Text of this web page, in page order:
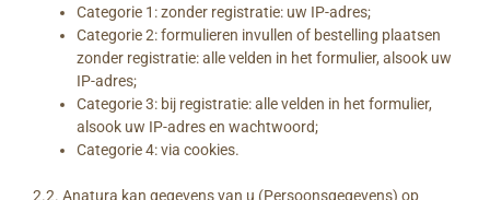
Categorie 1: zonder registratie: uw IP-adres;
Categorie 2: formulieren invullen of bestelling plaatsen
zonder registratie: alle velden in het formulier, alsook uw
IP-adres;
Categorie 3: bij registratie: alle velden in het formulier,
alsook uw IP-adres en wachtwoord;
Categorie 4: via cookies.
2.2. Anatura kan gegevens van u (Persoonsgegevens) op